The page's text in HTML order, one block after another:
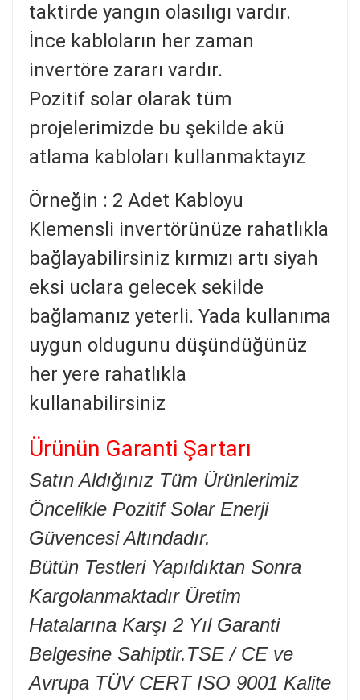
taktirde yangın olasılıgı vardır.
İnce kabloların her zaman
invertöre zararı vardır.
Pozitif solar olarak tüm
projelerimizde bu şekilde akü
atlama kabloları kullanmaktayız
Örneğin : 2 Adet Kabloyu
Klemensli invertörünüze rahatlıkla
bağlayabilirsiniz kırmızı artı siyah
eksi uclara gelecek sekilde
bağlamanız yeterli. Yada kullanıma
uygun oldugunu düşündüğünüz
her yere rahatlıkla
kullanabilirsiniz
Ürünün Garanti Şartarı
Satın Aldığınız Tüm Ürünlerimiz
Öncelikle Pozitif Solar Enerji
Güvencesi Altındadır.
Bütün Testleri Yapıldıktan Sonra
Kargolanmaktadır Üretim
Hatalarına Karşı 2 Yıl Garanti
Belgesine Sahiptir.TSE / CE ve
Avrupa TÜV CERT ISO 9001 Kalite